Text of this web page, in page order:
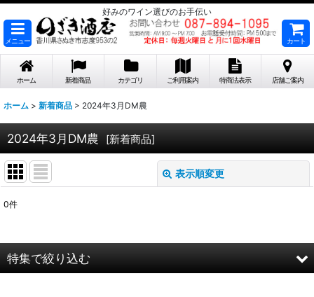
好みのワイン選びのお手伝い
メニュー カート
ホーム 新着商品 カテゴリ ご利用案内 特商法表示 店舗ご案内
ホーム > 新着商品 > 2024年3月DM農
2024年3月DM農 [新着商品]
表示順変更
在庫あり
0件
特集で絞り込む